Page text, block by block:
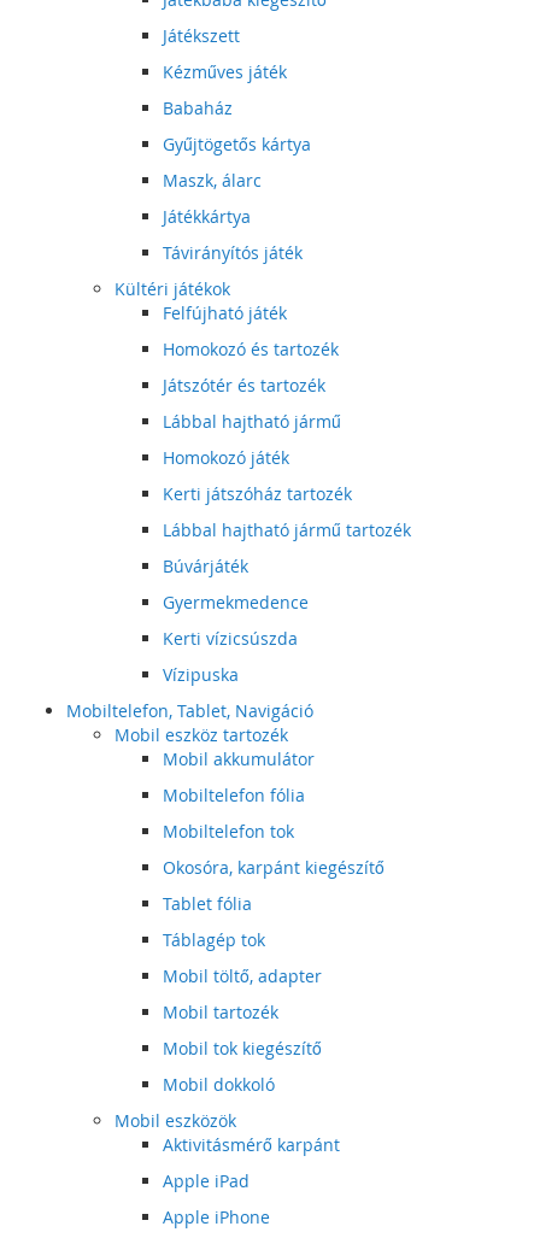
Játékszett
Kézműves játék
Babaház
Gyűjtögetős kártya
Maszk, álarc
Játékkártya
Távirányítós játék
Kültéri játékok
Felfújható játék
Homokozó és tartozék
Játszótér és tartozék
Lábbal hajtható jármű
Homokozó játék
Kerti játszóház tartozék
Lábbal hajtható jármű tartozék
Búvárjáték
Gyermekmedence
Kerti vízicsúszda
Vízipuska
Mobiltelefon, Tablet, Navigáció
Mobil eszköz tartozék
Mobil akkumulátor
Mobiltelefon fólia
Mobiltelefon tok
Okosóra, karpánt kiegészítő
Tablet fólia
Táblagép tok
Mobil töltő, adapter
Mobil tartozék
Mobil tok kiegészítő
Mobil dokkoló
Mobil eszközök
Aktivitásmérő karpánt
Apple iPad
Apple iPhone